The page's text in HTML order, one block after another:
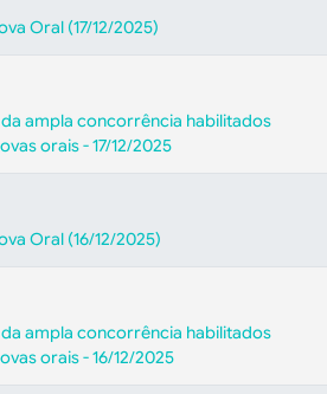
Oral (17/12/2025)
ampla concorrência habilitados
orais - 17/12/2025
Oral (16/12/2025)
ampla concorrência habilitados
orais - 16/12/2025